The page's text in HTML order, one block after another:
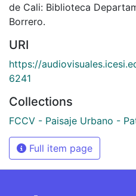
de Cali: Biblioteca
Borrero.
URI
https://
6241
Collections
FCCV - Paisaje Urbano -
Full item page